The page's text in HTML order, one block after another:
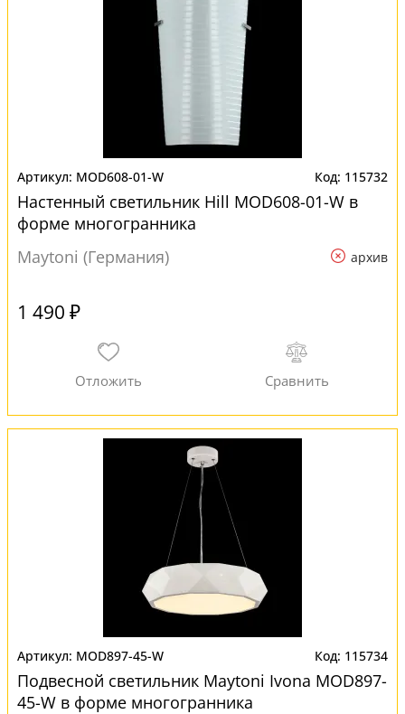
MOD608-01-W 115732
Настенный светильник Hill MOD608-01-W в
форме многогранника
Maytoni (Германия)
архив
1 490 ₽
MOD897-45-W 115734
Подвесной светильник Maytoni Ivona MOD897-
45-W в форме многогранника